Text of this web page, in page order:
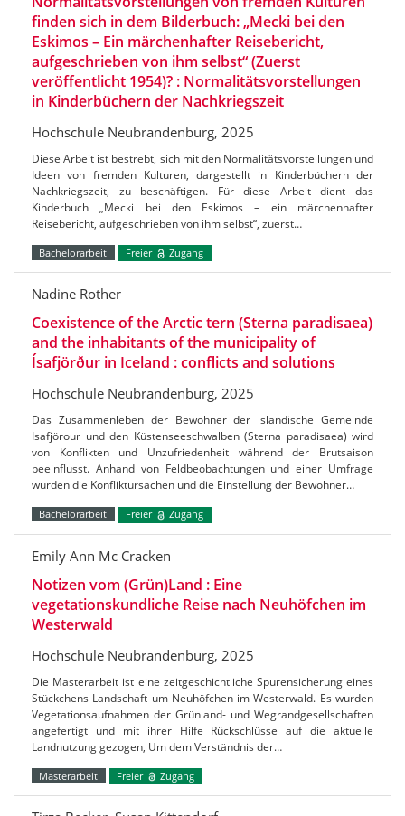
finden sich in dem Bilderbuch: „Mecki bei den
Eskimos – Ein märchenhafter Reisebericht,
aufgeschrieben von ihm selbst“ (Zuerst
veröffentlicht 1954)? : Normalitätsvorstellungen
in Kinderbüchern der Nachkriegszeit
Hochschule Neubrandenburg, 2025
Diese Arbeit ist bestrebt, sich mit den Normalitätsvorstellungen und
Ideen von fremden Kulturen, dargestellt in Kinderbüchern der
Nachkriegszeit, zu beschäftigen. Für diese Arbeit dient das
Kinderbuch „Mecki bei den Eskimos – ein märchenhafter
Reisebericht, aufgeschrieben von ihm selbst“, zuerst…
Bachelorarbeit Freier Zugang
Nadine Rother
Coexistence of the Arctic tern (Sterna paradisaea)
and the inhabitants of the municipality of
Ísafjörður in Iceland : conflicts and solutions
Hochschule Neubrandenburg, 2025
Das Zusammenleben der Bewohner der isländische Gemeinde
Isafjörour und den Küstenseeschwalben (Sterna paradisaea) wird
von Konflikten und Unzufriedenheit während der Brutsaison
beeinflusst. Anhand von Feldbeobachtungen und einer Umfrage
wurden die Konfliktursachen und die Einstellung der Bewohner…
Bachelorarbeit Freier Zugang
Emily Ann Mc Cracken
Notizen vom (Grün)Land : Eine
vegetationskundliche Reise nach Neuhöfchen im
Westerwald
Hochschule Neubrandenburg, 2025
Die Masterarbeit ist eine zeitgeschichtliche Spurensicherung eines
Stückchens Landschaft um Neuhöfchen im Westerwald. Es wurden
Vegetationsaufnahmen der Grünland- und Wegrandgesellschaften
angefertigt und mit ihrer Hilfe Rückschlüsse auf die aktuelle
Landnutzung gezogen, Um dem Verständnis der…
Masterarbeit Freier Zugang